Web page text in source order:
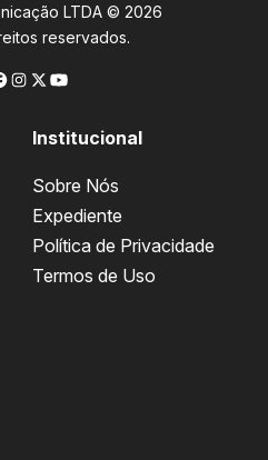
LTDA © 2026
reservados.
Institucional
Sobre Nós
Expediente
Política de Privacidade
Termos de Uso